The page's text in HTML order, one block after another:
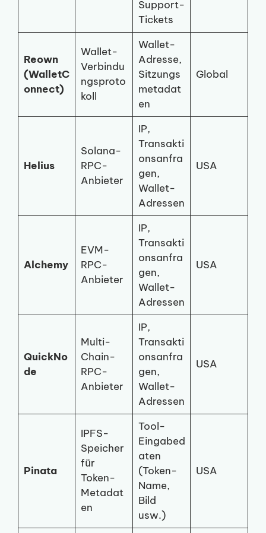
Support-
Tickets
Reown
(WalletC
onnect)
Wallet-
Verbindu
ngsproto
koll
Wallet-
Adresse,
Sitzungs
metadat
en
Global
Helius
Solana-
RPC-
Anbieter
IP,
Transakti
onsanfra
gen,
Wallet-
Adressen
USA
Alchemy
EVM-
RPC-
Anbieter
IP,
Transakti
onsanfra
gen,
Wallet-
Adressen
USA
QuickNo
de
Multi-
Chain-
RPC-
Anbieter
IP,
Transakti
onsanfra
gen,
Wallet-
Adressen
USA
Pinata
IPFS-
Speicher
für
Token-
Metadat
en
Tool-
Eingabed
aten
(Token-
Name,
Bild
usw.)
USA